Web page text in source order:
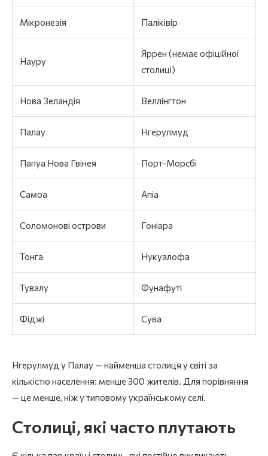
Мікронезія Паліківір
Науру
Яррен (немає офіційної
столиці)
Нова Зеландія Веллінгтон
Палау Нгерулмуд
Папуа Нова Гвінея Порт-Морсбі
Самоа Апіа
Соломонові острови Гоніара
Тонга Нукуалофа
Тувалу Фунафуті
Фіджі Сува
Нгерулмуд у Палау — найменша столиця у світі за
кількістю населення: менше 300 жителів. Для порівняння
— це менше, ніж у типовому українському селі.
Столиці, які часто плутають